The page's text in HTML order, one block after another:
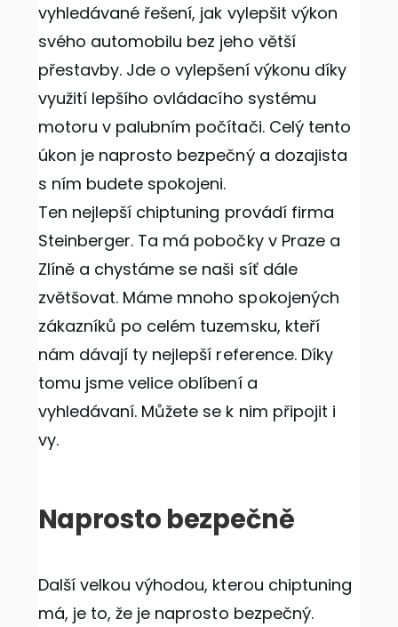
vyhledávané řešení, jak vylepšit výkon
svého automobilu bez jeho větší
přestavby. Jde o vylepšení výkonu díky
využití lepšího ovládacího systému
motoru v palubním počítači. Celý tento
úkon je naprosto bezpečný a dozajista
s ním budete spokojeni.
Ten nejlepší chiptuning provádí firma
Steinberger. Ta má pobočky v Praze a
Zlíně a chystáme se naši síť dále
zvětšovat. Máme mnoho spokojených
zákazníků po celém tuzemsku, kteří
nám dávají ty nejlepší reference. Díky
tomu jsme velice oblíbení a
vyhledávaní. Můžete se k nim připojit i
vy.
Naprosto bezpečně
Další velkou výhodou, kterou chiptuning
má, je to, že je naprosto bezpečný.